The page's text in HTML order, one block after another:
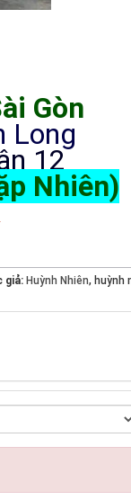
Gòn
Long
12
Nhiên)
giả: Huỳnh Nhiên, huỳnh